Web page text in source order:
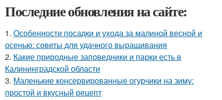
Последние обновления на сайте:
1. Особенности посадки и ухода за малиной весной и
осенью: советы для удачного выращивания
2. Какие природные заповедники и парки есть в
Калининградской области
3. Маленькие консервированные огурчики на зиму:
простой и вкусный рецепт